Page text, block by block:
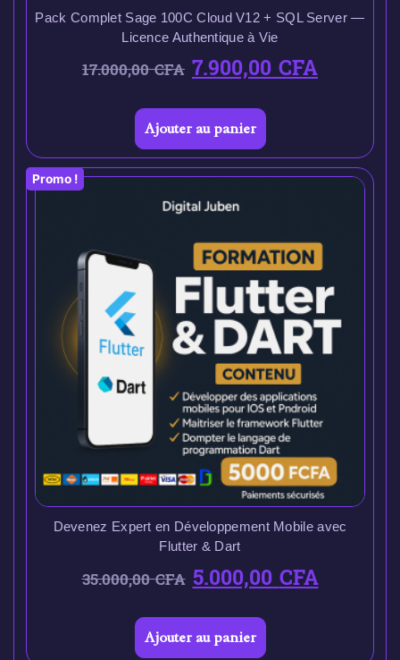
Pack Complet Sage 100C Cloud V12 + SQL Server —
Licence Authentique à Vie
17.000,00CFA 7.900,00CFA
Ajouter au panier
Promo !
Devenez Expert en Développement Mobile avec
Flutter & Dart
35.000,00CFA 5.000,00CFA
Ajouter au panier